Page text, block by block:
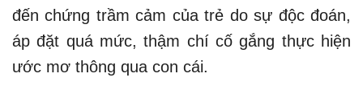
đến chứng trầm cảm của trẻ do sự độc đoán,
áp đặt quá mức, thậm chí cố gắng thực hiện
ước mơ thông qua con cái.